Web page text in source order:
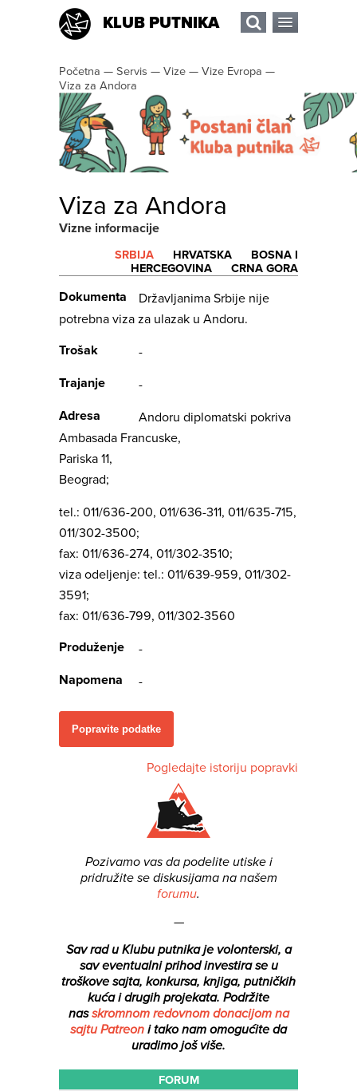
KLUB PUTNIKA
Početna — Servis — Vize — Vize Evropa —
Viza za Andora
Viza za Andora
Vizne informacije
SRBIJA HRVATSKA
BOSNA I
HERCEGOVINA
CRNA GORA
Dokumenta
Državljanima Srbije nije
potrebna viza za ulazak u Andoru.
Trošak
-
Trajanje
-
Adresa
Andoru diplomatski pokriva
Ambasada Francuske,
Pariska 11,
Beograd;
tel.: 011/636-200, 011/636-311, 011/635-715,
011/302-3500;
fax: 011/636-274, 011/302-3510;
viza odeljenje: tel.: 011/639-959, 011/302-
3591;
fax: 011/636-799, 011/302-3560
Produženje
-
Napomena
-
Popravite podatke
Pogledajte istoriju popravki
Pozivamo vas da podelite utiske i
pridružite se diskusijama na našem
forumu.
—
Sav rad u Klubu putnika je volonterski, a
sav eventualni prihod investira se u
troškove sajta, konkursa, knjiga, putničkih
kuća i drugih projekata. Podržite
nasskromnom redovnom donacijom na
sajtu Patreon i tako nam omogućite da
uradimo još više.
FORUM